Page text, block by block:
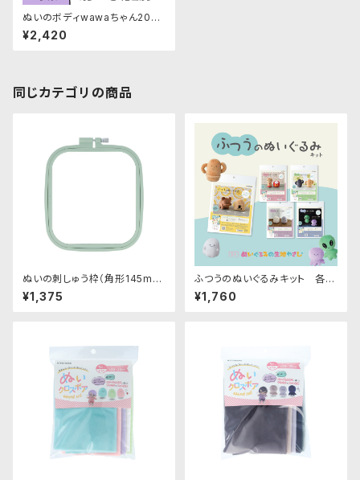
ぬいのボディwawaちゃん20c
m（縫製済みぬいぐるみ素体）｜
清原株式会社
¥2,420
同じカテゴリの商品
ぬいの刺しゅう枠（角形145mm
×165mm）｜清原株式会社
¥1,375
ふつうのぬいぐるみキット 各種
｜清原株式会社
¥1,760